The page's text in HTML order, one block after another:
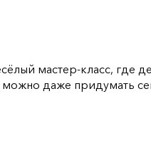
мастер-класс, где
даже придумать